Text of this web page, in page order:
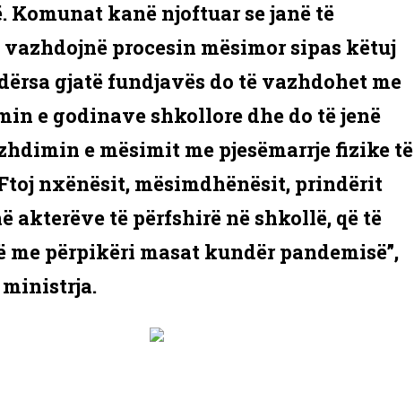
Komunat kanë njoftuar se janë të
procesin mësimor sipas këtuj
gjatë fundjavës do të vazhdohet me
e godinave shkollore dhe do të jenë
e mësimit me pjesëmarrje fizike të
nxënësit, mësimdhënësit, prindërit
akterëve të përfshirë në shkollë, që të
me përpikëri masat kundër pandemisë”,